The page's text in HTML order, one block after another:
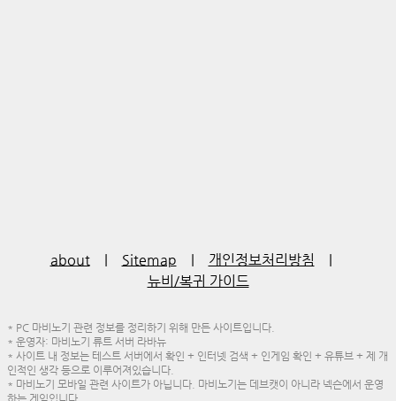
about | Sitemap | 개인정보처리방침
|
뉴비/복귀 가이드
* PC 마비노기 관련 정보를 정리하기 위해 만든 사이트입니다.
* 운영자: 마비노기 류트 서버 라바뉴
* 사이트 내 정보는 테스트 서버에서 확인 + 인터넷 검색 + 인게임 확인 + 유튜브 + 제 개
인적인 생각 등으로 이루어져있습니다.
* 마비노기 모바일 관련 사이트가 아닙니다. 마비노기는 데브캣이 아니라 넥슨에서 운영
하는 게임입니다.